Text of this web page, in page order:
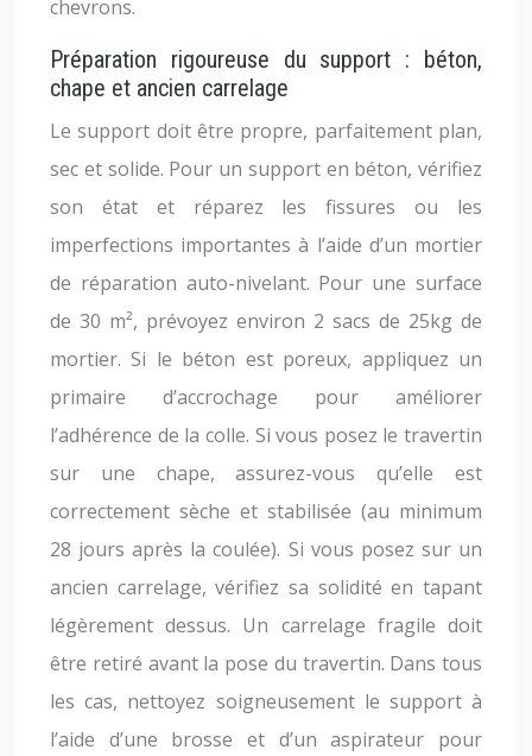
chevrons.
Préparation rigoureuse du support : béton,
chape et ancien carrelage
Le support doit être propre, parfaitement plan,
sec et solide. Pour un support en béton, vérifiez
son état et réparez les fissures ou les
imperfections importantes à l’aide d’un mortier
de réparation auto-nivelant. Pour une surface
de 30 m², prévoyez environ 2 sacs de 25kg de
mortier. Si le béton est poreux, appliquez un
primaire d’accrochage pour améliorer
l’adhérence de la colle. Si vous posez le travertin
sur une chape, assurez-vous qu’elle est
correctement sèche et stabilisée (au minimum
28 jours après la coulée). Si vous posez sur un
ancien carrelage, vérifiez sa solidité en tapant
légèrement dessus. Un carrelage fragile doit
être retiré avant la pose du travertin. Dans tous
les cas, nettoyez soigneusement le support à
l’aide d’une brosse et d’un aspirateur pour